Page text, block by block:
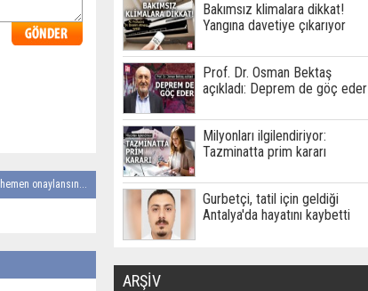
onaylansın...
Bakımsız klimalara dikkat!
Yangına davetiye çıkarıyor
Prof. Dr. Osman Bektaş
açıkladı: Deprem de göç eder
Milyonları ilgilendiriyor:
Tazminatta prim kararı
Gurbetçi, tatil için geldiği
Antalya'da hayatını kaybetti
ARŞİV